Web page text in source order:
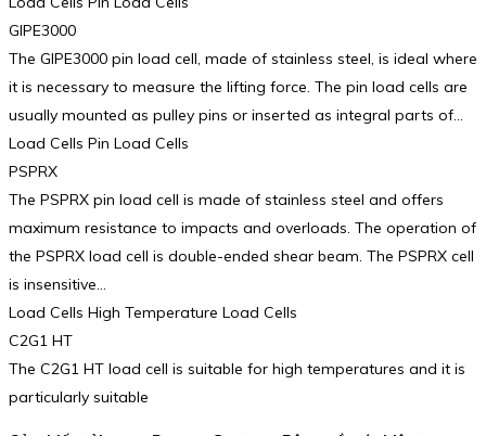
GIPE3000
The GIPE3000 pin load cell, made of stainless steel, is ideal where
it is necessary to measure the lifting force. The pin load cells are
usually mounted as pulley pins or inserted as integral parts of…
Load Cells Pin Load Cells
PSPRX
The PSPRX pin load cell is made of stainless steel and offers
maximum resistance to impacts and overloads. The operation of
the PSPRX load cell is double-ended shear beam. The PSPRX cell
is insensitive…
Load Cells High Temperature Load Cells
C2G1 HT
The C2G1 HT load cell is suitable for high temperatures and it is
particularly suitable